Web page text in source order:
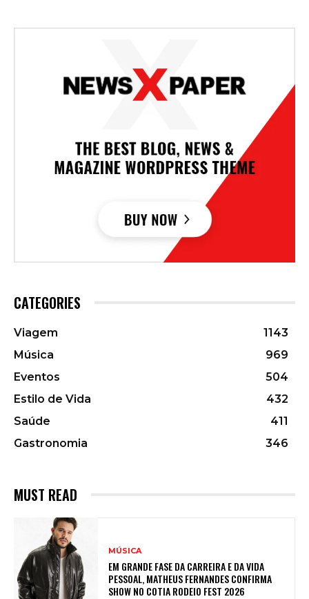
CATEGORIES
Viagem
1143
Música
969
Eventos
504
Estilo de Vida
432
Saúde
411
Gastronomia
346
MUST READ
MÚSICA
EM GRANDE FASE DA CARREIRA E DA VIDA
PESSOAL, MATHEUS FERNANDES CONFIRMA
SHOW NO COTIA RODEIO FEST 2026